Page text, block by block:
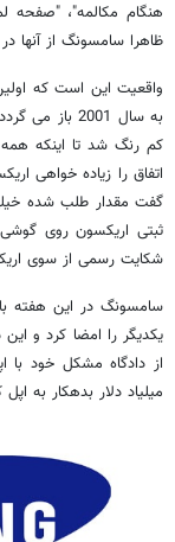
هنگام مکالمه"، "صفحه
ظاهرا سامسونگ از آنها
واقعیت این است که
کم رنگ شد تا اینکه
اتفاق را زیاده خواهی
گفت مقدار طلب شده
شکایت رسمی از سوی
یکدیگر را امضا کرد و
میلیاد دلار بدهکار به